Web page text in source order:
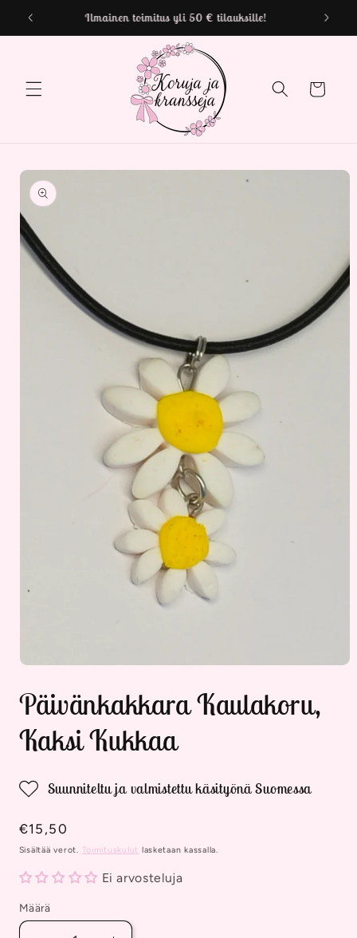
siirry
sisältöön
Toimituskulut alkaen 2,50 €
Ostoskori
Siirry
tuotetietoihin
1
modaalisessa
ikkunassa
Päivänkakkara Kaulakoru,
Kaksi Kukkaa
Suunniteltu ja valmistettu käsityönä Suomessa
Normaalihinta
€15,50
Sisältää verot. Toimituskulut lasketaan kassalla.
Ei arvosteluja
Määrä